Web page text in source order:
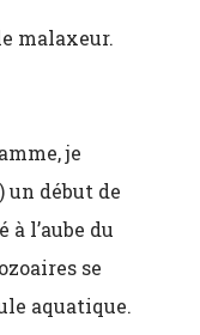
malaxeur.
je
un début de
l’aube du
se
aquatique.